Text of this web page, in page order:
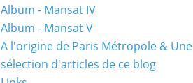
Album - Mansat IV
Album - Mansat V
A l'origine de Paris Métropole & Une
sélection d'articles de ce blog